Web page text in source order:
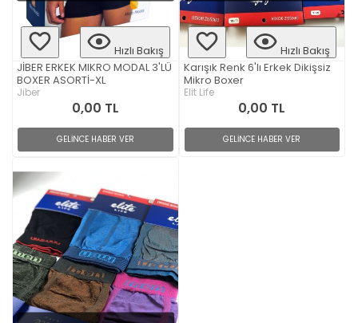
Hızlı Bakış
JİBER ERKEK MIKRO MODAL 3'LÜ
BOXER ASORTİ-XL
Jiber
0,00 TL
GELİNCE HABER VER
Hızlı Bakış
Karışık Renk 6'lı Erkek Dikişsiz
Mikro Boxer
Elit Life
0,00 TL
GELİNCE HABER VER